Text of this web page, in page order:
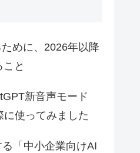
めに、2026年以降
と
新音声モード
に使ってみました
「中小企業向けAI